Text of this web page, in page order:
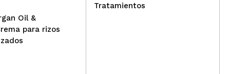
Oil &
para rizos
Tratamientos